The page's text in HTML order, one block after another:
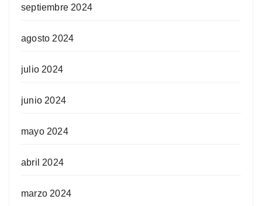
septiembre 2024
agosto 2024
julio 2024
junio 2024
mayo 2024
abril 2024
marzo 2024